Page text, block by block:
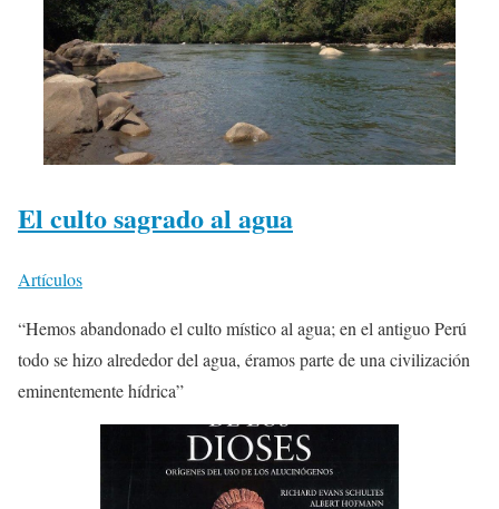
El culto sagrado al agua
Artículos
“Hemos abandonado el culto místico al agua; en el antiguo Perú
todo se hizo alrededor del agua, éramos parte de una civilización
eminentemente hídrica”